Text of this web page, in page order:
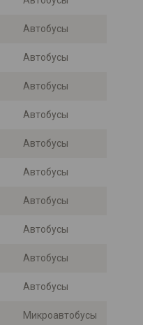
Автобусы
Автобусы
Автобусы
Автобусы
Автобусы
Автобусы
Автобусы
Автобусы
Автобусы
Автобусы
Микроавтобусы